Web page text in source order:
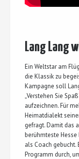
Lang Lang
Ein Weltstar am
die Klassik zu
Kampagne soll
„Verstehen Sie
aufzeichnen. Für
Heimatdialekt
gefragt. Damit das
berühmteste Hesse
als Coach gebucht.
Programm durch,